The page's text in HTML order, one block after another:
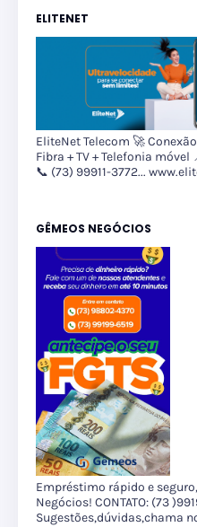
ELITENET
EliteNet Telecom 🚀
Fibra + TV + Telefonia
📞 (73) 99911-3772...
GÊMEOS NEGÓCIOS
Empréstimo rápido e
Negócios! CONTATO: (73
Sugestões,dúvidas,chama